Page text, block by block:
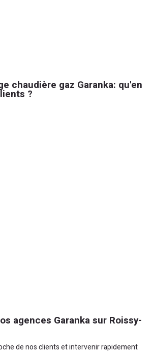
chaudière gaz Garanka: qu'en
?
agences Garanka sur Roissy-
de nos clients et intervenir rapidement